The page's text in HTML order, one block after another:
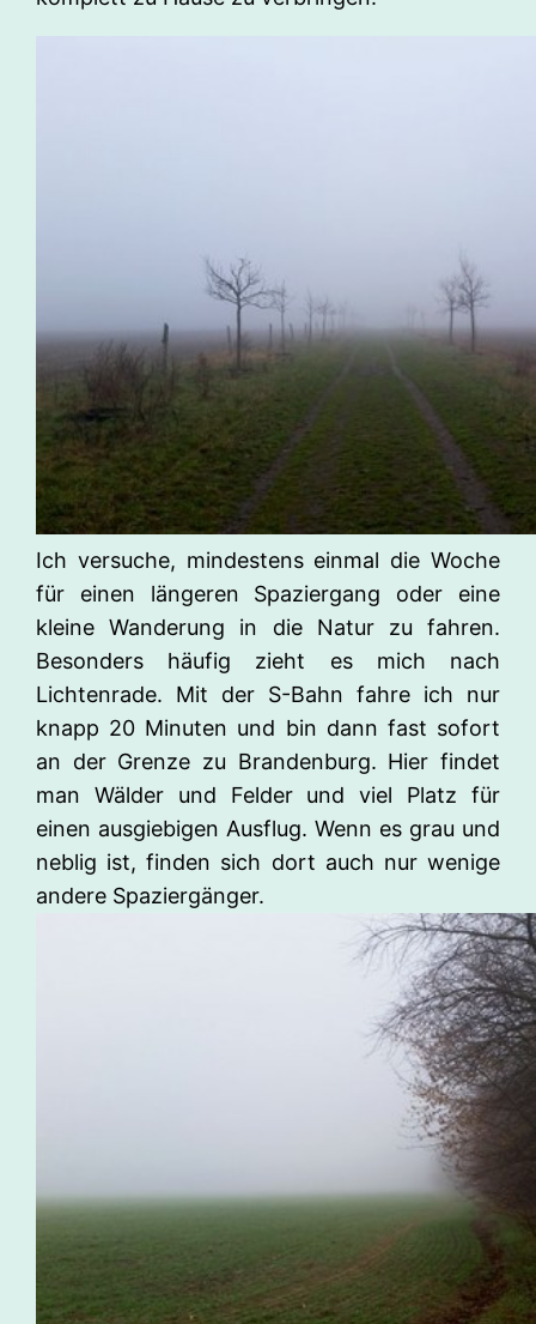
Ich versuche, mindestens einmal die Woche
für einen längeren Spaziergang oder eine
kleine Wanderung in die Natur zu fahren.
Besonders häufig zieht es mich nach
Lichtenrade. Mit der S-Bahn fahre ich nur
knapp 20 Minuten und bin dann fast sofort
an der Grenze zu Brandenburg. Hier findet
man Wälder und Felder und viel Platz für
einen ausgiebigen Ausflug. Wenn es grau und
neblig ist, finden sich dort auch nur wenige
andere Spaziergänger.